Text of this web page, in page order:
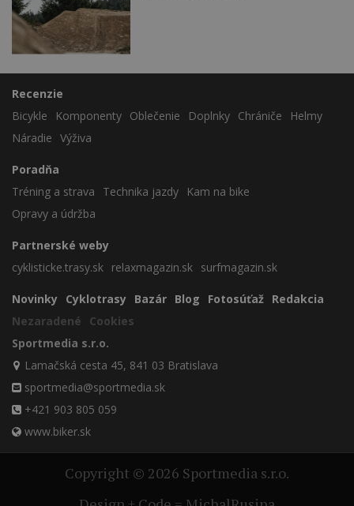
Recenzie
Bicykle
Komponenty Oblečenie Doplnky Chrániče
Helmy
Náradie Výživa
Poradňa
Tréning a strava
Technika jazdy
Kam na bike
Opravy a údržba
Partnerské weby
cyklisticke.trasy.sk relaxmagazin.sk surfmagazin.sk
Novinky Cyklotrasy Bazár Blog Fotosúťaž Redakcia
Nezaradené
Cookies
Sportmedia s.r.o.
Lamačská cesta 45, 841 03 Bratislava
sportmedia@sportmedia.sk
+421 903 805 059
www.biker.sk
Copyright © 2026 Sportmedia s.r.o.